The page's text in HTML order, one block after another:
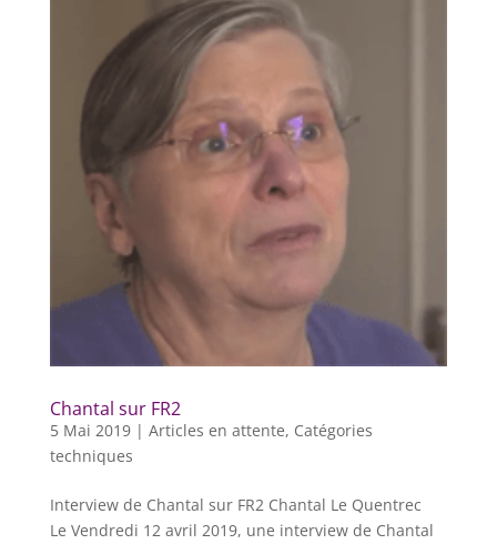
Chantal sur FR2
5 Mai 2019| Articles en attente, Catégories
techniques
Interview de Chantal sur FR2 Chantal Le Quentrec
Le Vendredi 12 avril 2019, une interview de Chantal